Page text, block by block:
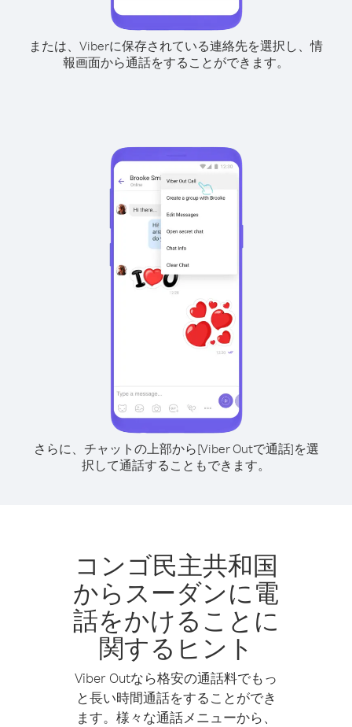
または、Viberに保存されている連絡先を選択し、情
報画面から通話をすることができます。
さらに、チャットの上部から[Viber Outで通話]を選
択して通話することもできます。
コンゴ民主共和国
からスーダンに電
話をかけることに
関するヒント
Viber Outなら格安の通話料でもっ
と長い時間通話をすることができ
ます。様々な通話メニューから、